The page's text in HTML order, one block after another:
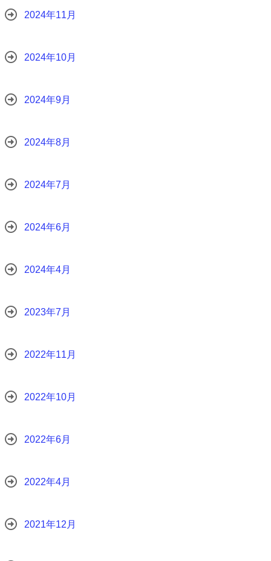
2024年11月
2024年10月
2024年9月
2024年8月
2024年7月
2024年6月
2024年4月
2023年7月
2022年11月
2022年10月
2022年6月
2022年4月
2021年12月